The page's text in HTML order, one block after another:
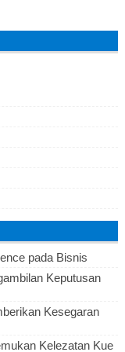
pada Bisnis
Keputusan
Kesegaran
Kelezatan Kue